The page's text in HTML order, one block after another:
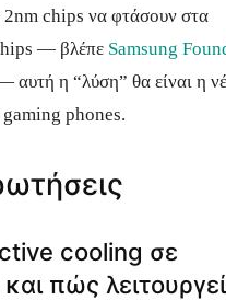
2nm chips να φτάσουν στα
— βλέπε Samsung
αυτή η “λύση” θα είναι η
gaming phones.
cooling σε
πώς